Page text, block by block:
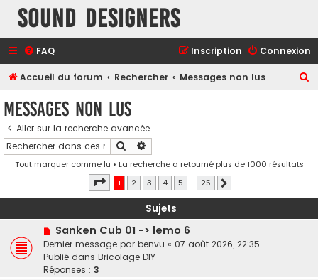
Sound Designers
FAQ Connexion
Inscription
Accueil du forum Rechercher Messages non lus
Messages non lus
Aller sur la recherche avancée
Rechercher
Tout marquer comme lu • La recherche a retourné plus de 1000 résultats
Page
1sur25
1 2 3 4 5 … 25
Sujets
N
o
u
v
Sanken Cub 01 -> lemo 6
Dernier message par benvu « 07 août 2026, 22:35
Publié dans Bricolage DIY
Réponses : 3